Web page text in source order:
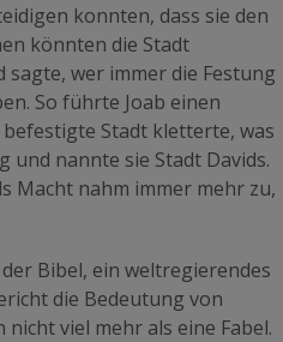
konnten, dass sie den
könnten die Stadt
sagte, wer immer die Festung
So führte Joab einen
Stadt kletterte, was
und nannte sie Stadt Davids.
Macht nahm immer mehr zu,
Bibel, ein weltregierendes
die Bedeutung von
viel mehr als eine Fabel.